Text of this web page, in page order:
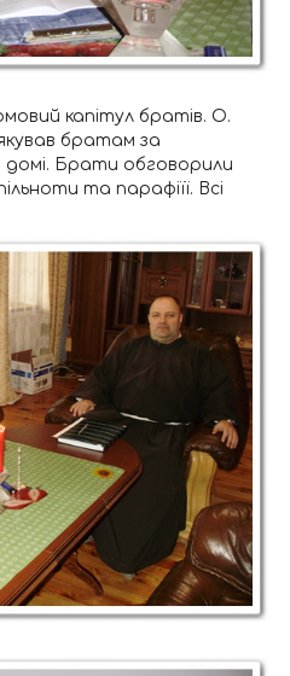
капітул братів. О.
братам за
Брати обговорили
та парафіїї. Всі